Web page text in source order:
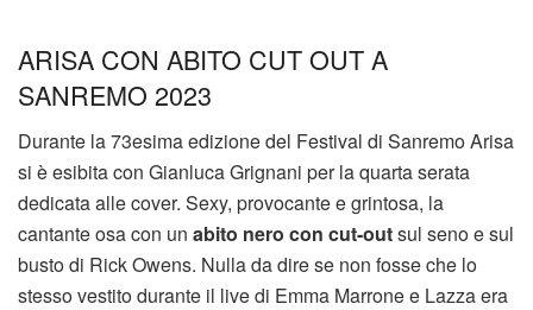
ARISA CON ABITO CUT OUT A
SANREMO 2023
Durante la 73esima edizione del Festival di Sanremo Arisa
si è esibita con Gianluca Grignani per la quarta serata
dedicata alle cover. Sexy, provocante e grintosa, la
cantante osa con un abito nero con cut-outsul seno e sul
busto di Rick Owens. Nulla da dire se non fosse che lo
stesso vestito durante il live di Emma Marrone e Lazza era